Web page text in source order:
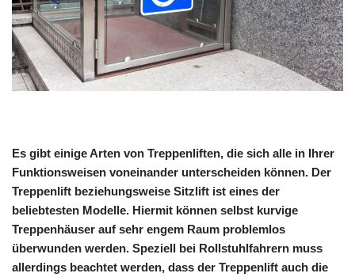
Es gibt einige Arten von Treppenliften, die sich alle in Ihrer
Funktionsweisen voneinander unterscheiden können. Der
Treppenlift beziehungsweise Sitzlift ist eines der
beliebtesten Modelle. Hiermit können selbst kurvige
Treppenhäuser auf sehr engem Raum problemlos
überwunden werden. Speziell bei Rollstuhlfahrern muss
allerdings beachtet werden, dass der Treppenlift auch die